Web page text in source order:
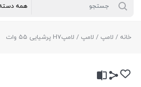
خانه / لامپ / لامپ / لامپH7 پرشیایی ۵۵ وات